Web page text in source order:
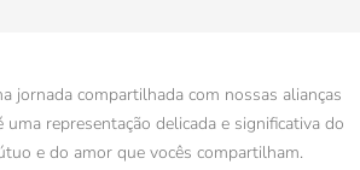
jornada compartilhada com nossas alianças
uma representação delicada e significativa do
e do amor que vocês compartilham.